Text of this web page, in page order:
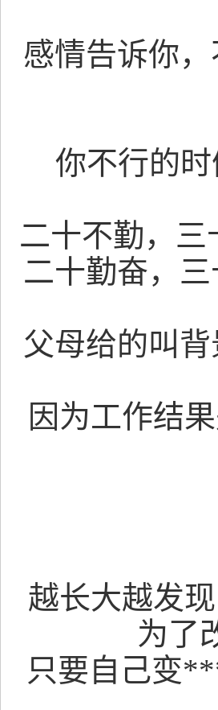
感情告诉你
你不行的
二十不勤，
二十勤奋，
父母给的叫
因为工作结
越长大越发
为了
只要自己变